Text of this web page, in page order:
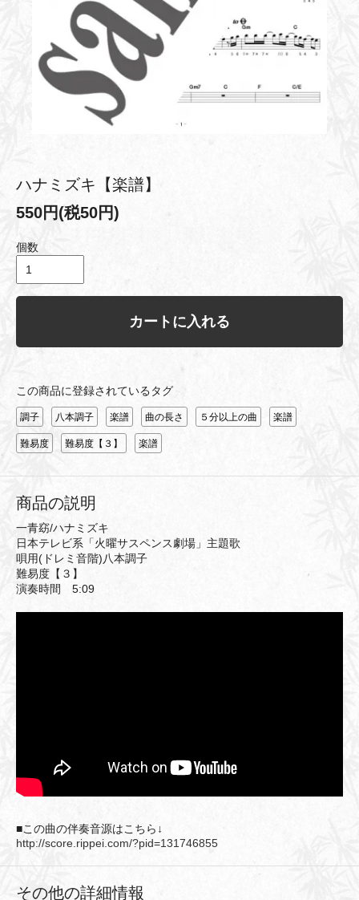
ハナミズキ【楽譜】
550円(税50円)
個数
カートに入れる
この商品に登録されているタグ
調子 八本調子 楽譜 曲の長さ ５分以上の曲 楽譜
難易度 難易度【３】 楽譜
商品の説明
一青窈/ハナミズキ
日本テレビ系「火曜サスペンス劇場」主題歌
唄用(ドレミ音階)八本調子
難易度【３】
演奏時間 5:09
■この曲の伴奏音源はこちら↓
http://score.rippei.com/?pid=131746855
その他の詳細情報